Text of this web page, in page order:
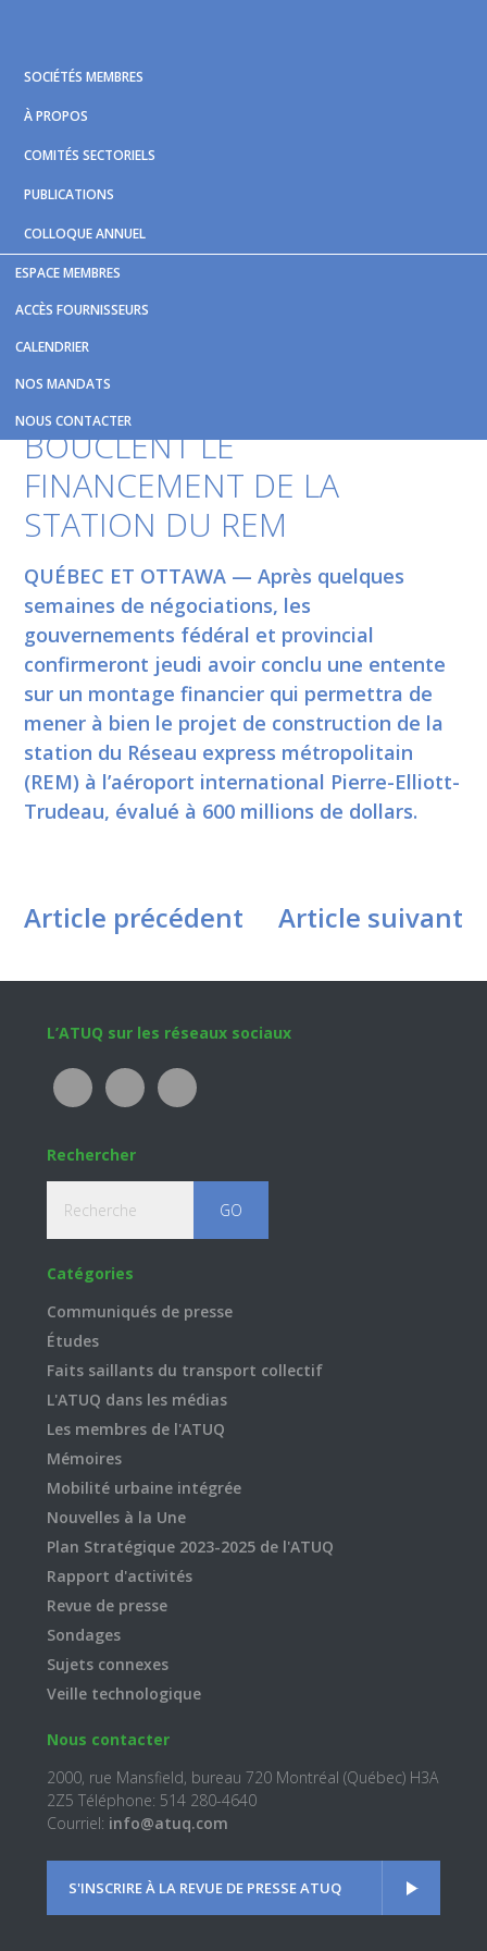
primary
navigation
main
content
footer
ESPACE MEMBRES
ACCÈS FOURNISSEURS
CALENDRIER
NOS MANDATS
NOUS CONTACTER
SOCIÉTÉS MEMBRES
À PROPOS
COMITÉS SECTORIELS
PUBLICATIONS
COLLOQUE ANNUEL
Vous êtes ici :Accueil
REM
OTTAWA ET QUÉBEC
BOUCLENT LE
FINANCEMENT DE LA
STATION DU REM
QUÉBEC ET OTTAWA — Après quelques
semaines de négociations, les
gouvernements fédéral et provincial
confirmeront jeudi avoir conclu une entente
sur un montage financier qui permettra de
mener à bien le projet de construction de la
station du Réseau express métropolitain
(REM) à l’aéroport international Pierre-Elliott-
Trudeau, évalué à 600 millions de dollars.
Article précédent Article suivant
Footer
L’ATUQ sur les réseaux sociaux
Rechercher
Catégories
Communiqués de presse
Études
Faits saillants du transport collectif
L'ATUQ dans les médias
Les membres de l'ATUQ
Mémoires
Mobilité urbaine intégrée
Nouvelles à la Une
Plan Stratégique 2023-2025 de l'ATUQ
Rapport d'activités
Revue de presse
Sondages
Sujets connexes
Veille technologique
Nous contacter
2000, rue Mansfield, bureau 720 Montréal (Québec) H3A
2Z5 Téléphone: 514 280-4640
Courriel: info@atuq.com
S'INSCRIRE À LA REVUE DE PRESSE ATUQ